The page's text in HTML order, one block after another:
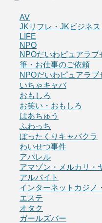
AV
JKリフレ・JKビジネス
LIFE
NPO
NPOだいわピュアラ
筆・お仕事のご依頼
NPOだいわピュアラ
いちゃキャバ
おもしろ
お笑い・おもしろ
はあちゅう
ふわっち
ぼったくりキャバクラ
わいせつ事件
アパレル
アマゾン・メルカリ・
アルバイト
インターネットカジノ
エステ
オタク
ガールズバー